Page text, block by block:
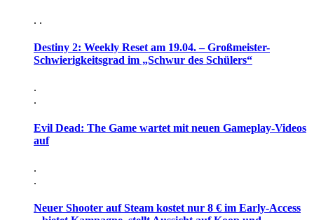
. .
Destiny 2: Weekly Reset am 19.04. – Großmeister-
Schwierigkeitsgrad im „Schwur des Schülers“
.
.
Evil Dead: The Game wartet mit neuen Gameplay-Videos
auf
.
.
Neuer Shooter auf Steam kostet nur 8 € im Early-Access